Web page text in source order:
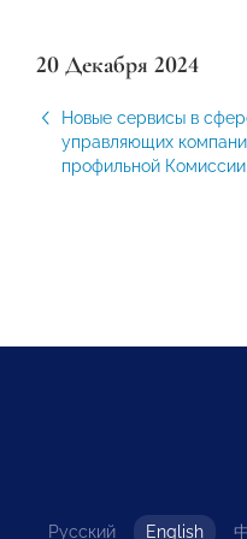
20 Декабря 2024
Новые сервисы в
управляющих
профильной
Русский English